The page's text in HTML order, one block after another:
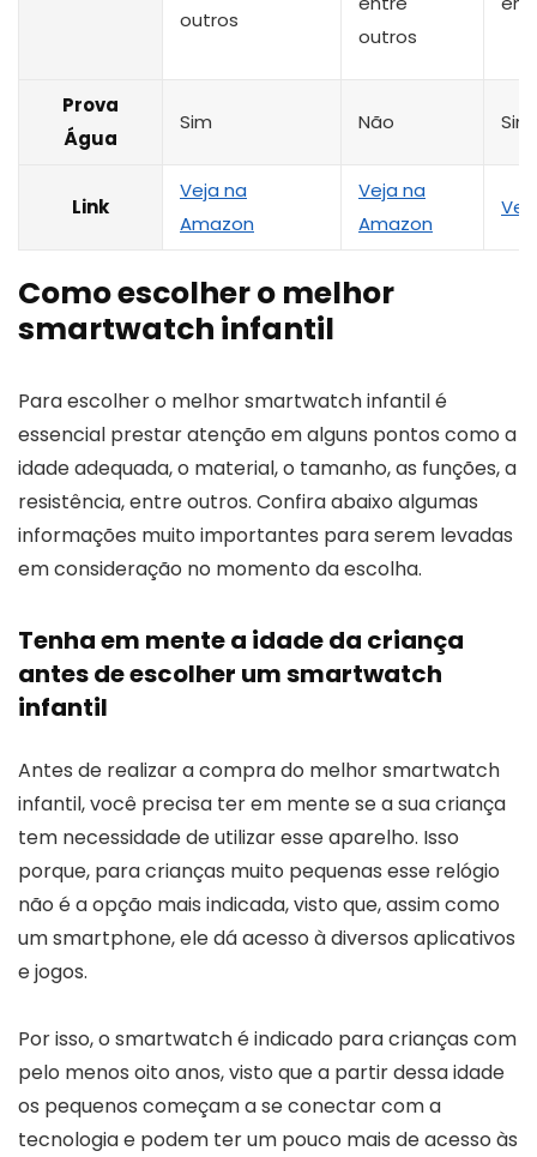
outros
outros
Prova
Água
Sim Não Sim
Link
Veja na
Amazon
Veja na
Amazon
Como escolher o melhor
smartwatch infantil
Para escolher o melhor smartwatch infantil é
essencial prestar atenção em alguns pontos como a
idade adequada, o material, o tamanho, as funções, a
resistência, entre outros. Confira abaixo algumas
informações muito importantes para serem levadas
em consideração no momento da escolha.
Tenha em mente a idade da criança
antes de escolher um smartwatch
infantil
Antes de realizar a compra do melhor smartwatch
infantil, você precisa ter em mente se a sua criança
tem necessidade de utilizar esse aparelho. Isso
porque, para crianças muito pequenas esse relógio
não é a opção mais indicada, visto que, assim como
um smartphone, ele dá acesso à diversos aplicativos
e jogos.
Por isso, o smartwatch é indicado para crianças com
pelo menos oito anos, visto que a partir dessa idade
os pequenos começam a se conectar com a
tecnologia e podem ter um pouco mais de acesso às